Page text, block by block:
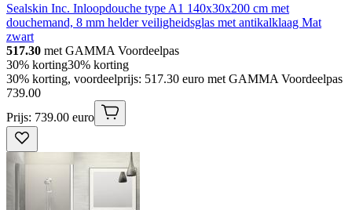
Sealskin Inc. Inloopdouche type A1 140x30x200 cm met
douchemand, 8 mm helder veiligheidsglas met antikalklaag Mat
zwart
517.30 met GAMMA Voordeelpas
30% korting30% korting
30% korting, voordeelprijs: 517.30 euro met GAMMA Voordeelpas
739.00
Prijs: 739.00 euro